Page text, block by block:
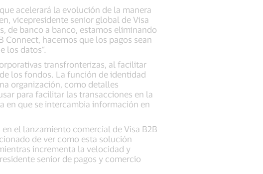
acelerará la evolución de la manera
vicepresidente senior global de Visa
de banco a banco, estamos eliminando
hacemos que los pagos sean
los datos”.
transfronterizas, al facilitar
los fondos. La función de identidad
organización, como detalles
para facilitar las transacciones en la
en que se intercambia información en
el lanzamiento comercial de Visa B2B
de ver como esta solución
incrementa la velocidad y
senior de pagos y comercio